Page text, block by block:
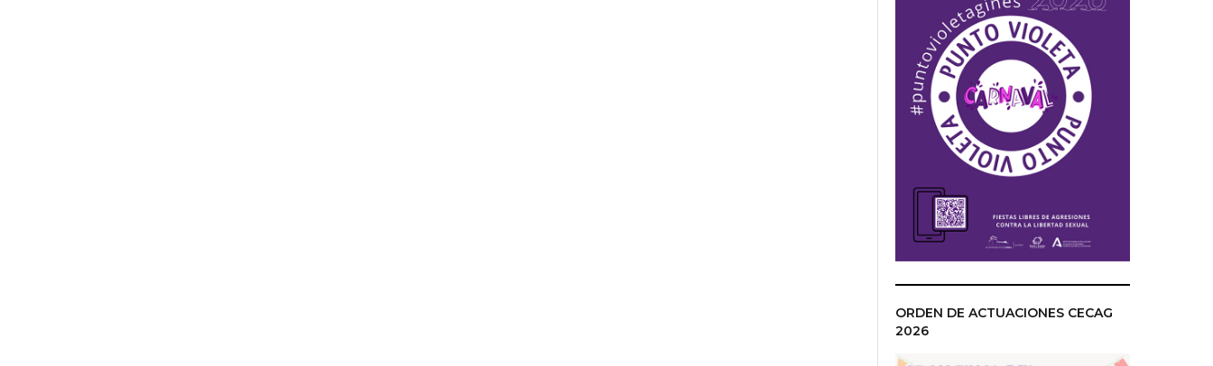
ORDEN DE ACTUACIONES CECAG
2026